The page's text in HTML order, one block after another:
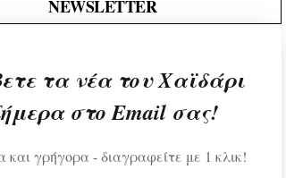
NEWSLETTER
τα νέα του Χαϊδάρι
στο Email σας!
και γρήγορα - διαγραφείτε με 1 κλικ!